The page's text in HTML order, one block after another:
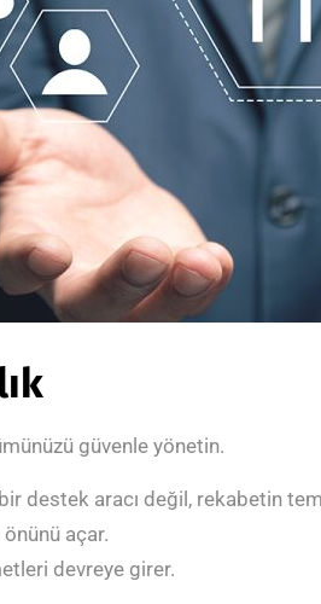
güvenle yönetin.
destek aracı değil, rekabetin
açar.
devreye girer.